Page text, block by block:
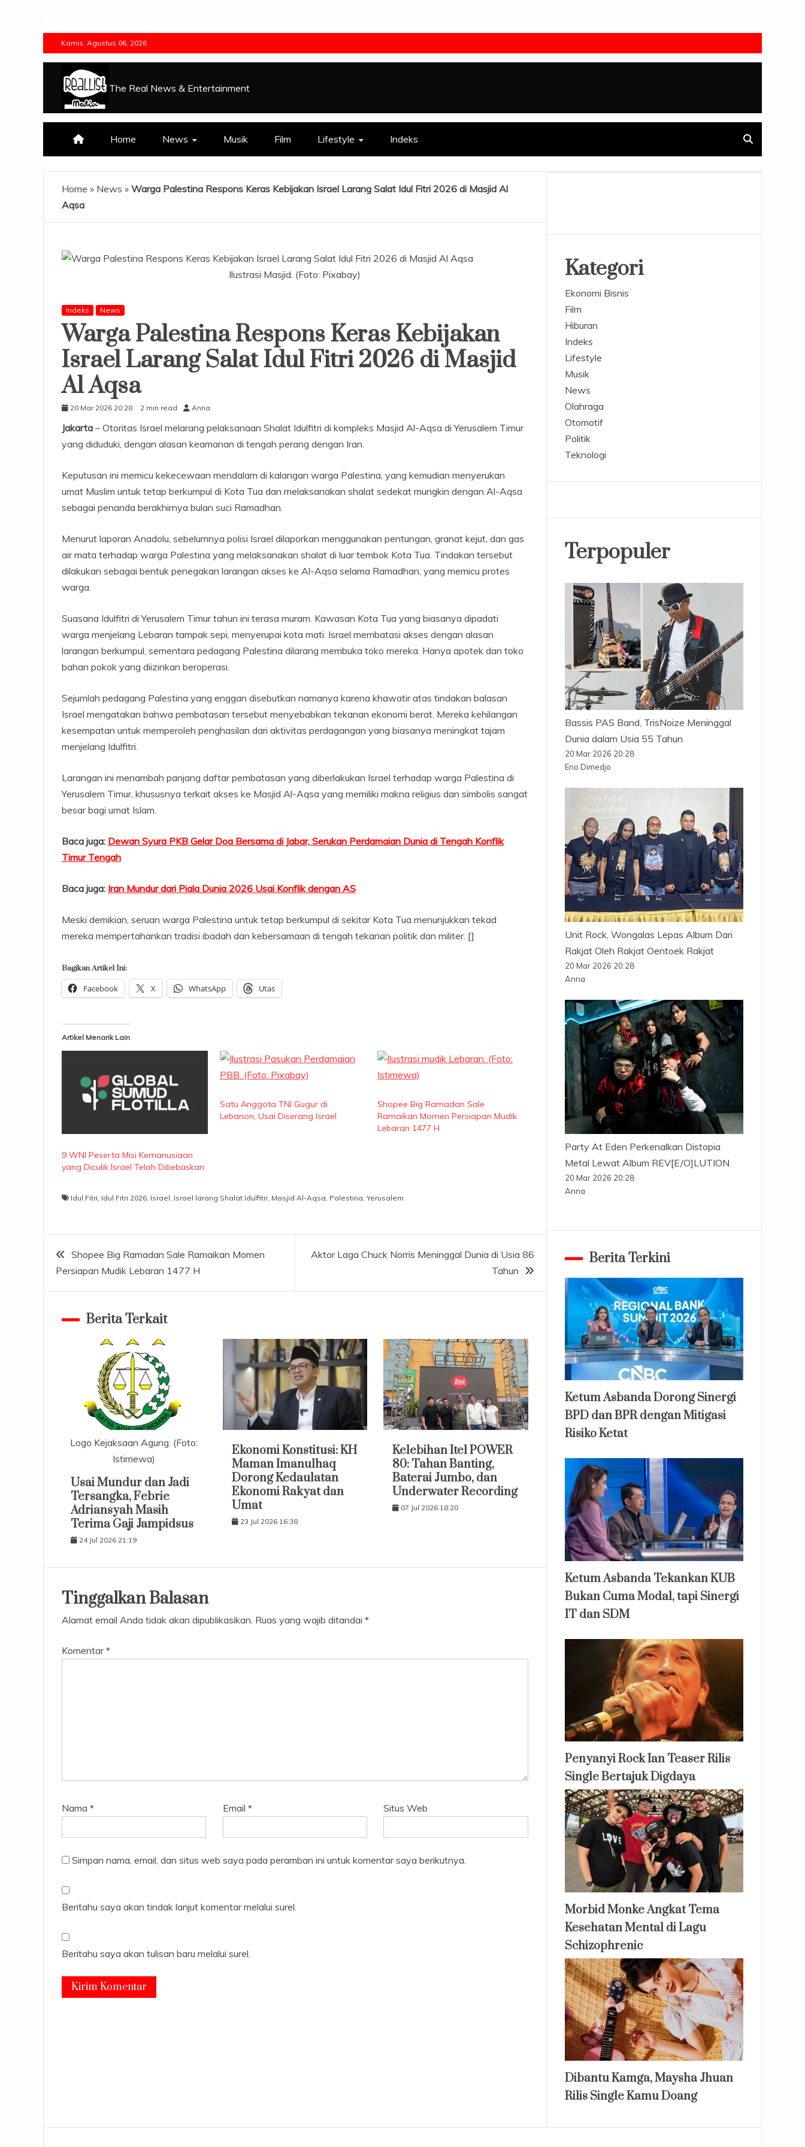
Kamis, Agustus 06, 2026
The Real News & Entertainment
Home News Musik Film Lifestyle Indeks
Home » News » Warga Palestina Respons Keras Kebijakan Israel Larang Salat Idul Fitri 2026 di Masjid Al
Aqsa
Ilustrasi Masjid. (Foto: Pixabay)
Indeks News
Warga Palestina Respons Keras Kebijakan
Israel Larang Salat Idul Fitri 2026 di Masjid
Al Aqsa
20 Mar 2026 20:28 2 min read Anna
Jakarta – Otoritas Israel melarang pelaksanaan Shalat Idulfitri di kompleks Masjid Al-Aqsa di Yerusalem Timur
yang diduduki, dengan alasan keamanan di tengah perang dengan Iran.
Keputusan ini memicu kekecewaan mendalam di kalangan warga Palestina, yang kemudian menyerukan
umat Muslim untuk tetap berkumpul di Kota Tua dan melaksanakan shalat sedekat mungkin dengan Al-Aqsa
sebagai penanda berakhirnya bulan suci Ramadhan.
Menurut laporan Anadolu, sebelumnya polisi Israel dilaporkan menggunakan pentungan, granat kejut, dan gas
air mata terhadap warga Palestina yang melaksanakan shalat di luar tembok Kota Tua. Tindakan tersebut
dilakukan sebagai bentuk penegakan larangan akses ke Al-Aqsa selama Ramadhan, yang memicu protes
warga.
Suasana Idulfitri di Yerusalem Timur tahun ini terasa muram. Kawasan Kota Tua yang biasanya dipadati
warga menjelang Lebaran tampak sepi, menyerupai kota mati. Israel membatasi akses dengan alasan
larangan berkumpul, sementara pedagang Palestina dilarang membuka toko mereka. Hanya apotek dan toko
bahan pokok yang diizinkan beroperasi.
Sejumlah pedagang Palestina yang enggan disebutkan namanya karena khawatir atas tindakan balasan
Israel mengatakan bahwa pembatasan tersebut menyebabkan tekanan ekonomi berat. Mereka kehilangan
kesempatan untuk memperoleh penghasilan dari aktivitas perdagangan yang biasanya meningkat tajam
menjelang Idulfitri.
Larangan ini menambah panjang daftar pembatasan yang diberlakukan Israel terhadap warga Palestina di
Yerusalem Timur, khususnya terkait akses ke Masjid Al-Aqsa yang memiliki makna religius dan simbolis sangat
besar bagi umat Islam.
Baca juga: Dewan Syura PKB Gelar Doa Bersama di Jabar, Serukan Perdamaian Dunia di Tengah Konflik
Timur Tengah
Baca juga: Iran Mundur dari Piala Dunia 2026 Usai Konflik dengan AS
Meski demikian, seruan warga Palestina untuk tetap berkumpul di sekitar Kota Tua menunjukkan tekad
mereka mempertahankan tradisi ibadah dan kebersamaan di tengah tekanan politik dan militer. []
Bagikan Artikel Ini:
Facebook X WhatsApp Utas
Artikel Menarik Lain
9 WNI Peserta Misi Kemanusiaan
yang Diculik Israel Telah Dibebaskan
Satu Anggota TNI Gugur di
Lebanon, Usai Diserang Israel
Shopee Big Ramadan Sale
Ramaikan Momen Persiapan Mudik
Lebaran 1477 H
Idul Fitri, Idul Fitri 2026, Israel, Israel larang Shalat Idulfitri, Masjid Al-Aqsa, Palestina, Yerusalem
Navigasi
pos
Shopee Big Ramadan Sale Ramaikan Momen
Persiapan Mudik Lebaran 1477 H
Aktor Laga Chuck Norris Meninggal Dunia di Usia 86
Tahun
Berita Terkait
Logo Kejaksaan Agung. (Foto:
Istimewa)
Usai Mundur dan Jadi
Tersangka, Febrie
Adriansyah Masih
Terima Gaji Jampidsus
24 Jul 2026 21:19
Ekonomi Konstitusi: KH
Maman Imanulhaq
Dorong Kedaulatan
Ekonomi Rakyat dan
Umat
23 Jul 2026 16:38
Kelebihan Itel POWER
80: Tahan Banting,
Baterai Jumbo, dan
Underwater Recording
07 Jul 2026 18:20
Tinggalkan Balasan
Alamat email Anda tidak akan dipublikasikan. Ruas yang wajib ditandai *
Komentar*
Nama * Email * Situs Web
Simpan nama, email, dan situs web saya pada peramban ini untuk komentar saya berikutnya.
Beritahu saya akan tindak lanjut komentar melalui surel.
Beritahu saya akan tulisan baru melalui surel.
Kategori
Ekonomi Bisnis
Film
Hiburan
Indeks
Lifestyle
Musik
News
Olahraga
Otomotif
Politik
Teknologi
Terpopuler
Bassis PAS Band, TrisNoize Meninggal
Dunia dalam Usia 55 Tahun
20 Mar 2026 20:28
Eno Dimedjo
Unit Rock, Wongalas Lepas Album Dari
Rakjat Oleh Rakjat Oentoek Rakjat
20 Mar 2026 20:28
Anna
Party At Eden Perkenalkan Distopia
Metal Lewat Album REV[E/O]LUTION
20 Mar 2026 20:28
Anna
Berita Terkini
Ketum Asbanda Dorong Sinergi
BPD dan BPR dengan Mitigasi
Risiko Ketat
Ketum Asbanda Tekankan KUB
Bukan Cuma Modal, tapi Sinergi
IT dan SDM
Penyanyi Rock Ian Teaser Rilis
Single Bertajuk Digdaya
Morbid Monke Angkat Tema
Kesehatan Mental di Lagu
Schizophrenic
Dibantu Kamga, Maysha Jhuan
Rilis Single Kamu Doang